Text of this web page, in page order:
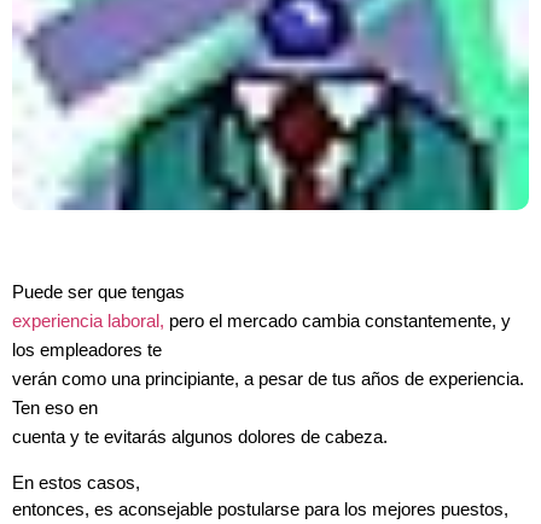
Puede ser que tengas
experiencia laboral, pero el mercado cambia constantemente, y
los empleadores te
verán como una principiante, a pesar de tus años de experiencia.
Ten eso en
cuenta y te evitarás algunos dolores de cabeza.
En estos casos,
entonces, es aconsejable postularse para los mejores puestos,